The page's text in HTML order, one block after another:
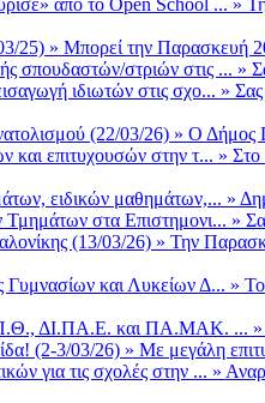
25) » Μπορεί την Παρασκευή
σπουδαστών/στριών στις ... »
ιδιωτών στις σχο... » Σας
(22/03/26) » Ο Δήμος
και επιτυχουσών στην τ... » Στο
ειδικών μαθημάτων,... »
Τμημάτων στα Επιστημονι... »
(13/03/26) » Την
Γυμνασίων και Λυκείων Δ... »
ΔΙ.ΠΑ.Ε. και ΠΑ.ΜΑΚ. ...
(2-3/03/26) » Με μεγάλη
για τις σχολές στην ... »